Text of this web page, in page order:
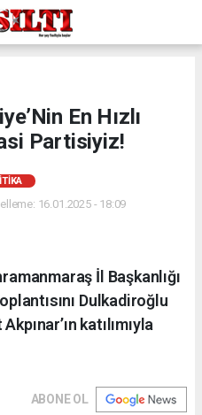
En Hızlı
Partisiyiz!
16.01.2025 - 18:09
İl Başkanlığı
Dulkadiroğlu
katılımıyla
ABONE OL